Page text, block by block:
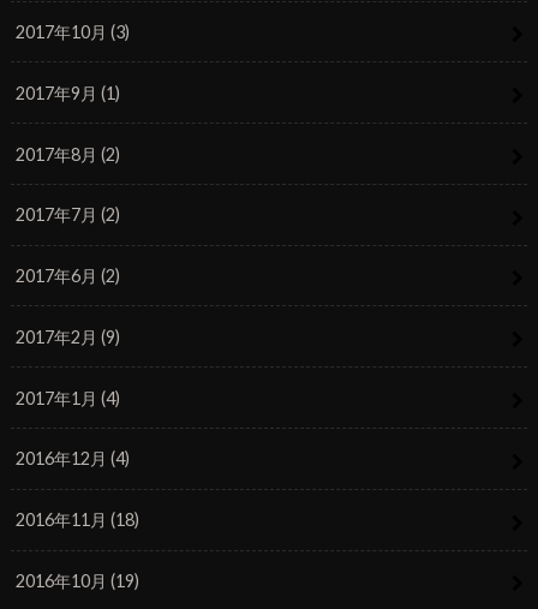
2017年10月 (3)
2017年9月 (1)
2017年8月 (2)
2017年7月 (2)
2017年6月 (2)
2017年2月 (9)
2017年1月 (4)
2016年12月 (4)
2016年11月 (18)
2016年10月 (19)